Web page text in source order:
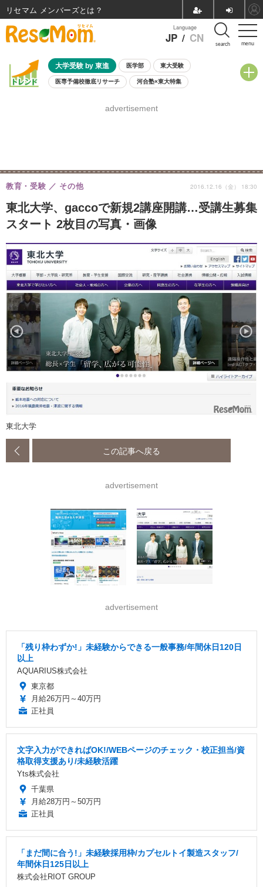
menu
Language
JP / CN search
大学受験 by 東進 医学部 東大受験
医専予備校徹底リサーチ 河合塾×東大特集
8月開催学校説明会・相談会
advertisement
東北大学、gaccoで新規2講座開講…受講生募集
スタート 2枚目の写真・画像
教育・受験 その他 2016.12.16（金） 18:30
東北大学
この記事へ戻る
advertisement
advertisement
「残り枠わずか!」未経験からできる一般事務/年間休日120日
以上
AQUARIUS株式会社
東京都
月給26万円～40万円
正社員
文字入力ができればOK!/WEBページのチェック・校正担当/資
格取得支援あり/未経験活躍
Yts株式会社
千葉県
月給28万円～50万円
正社員
「まだ間に合う!」未経験採用枠/カプセルトイ製造スタッフ/
年間休日125日以上
株式会社RIOT GROUP
リセマム メンバーズ